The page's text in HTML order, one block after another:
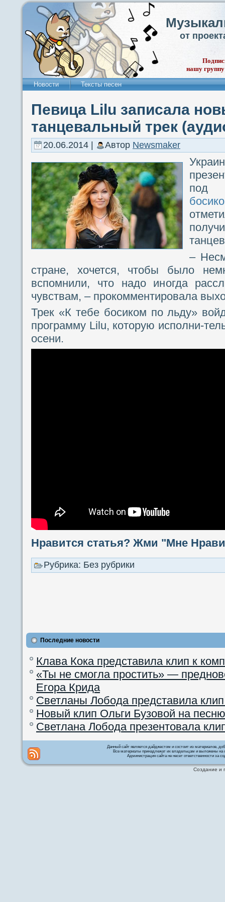
от
нашу
Новости Тексты песен
Певица Lilu записала
танцевальный трек
20.06.2014 | Автор Newsmaker
под
–
стране, хочется, чтобы было
вспомнили, что надо иногда
чувствам, – прокомментировала
Трек «К тебе босиком по льду»
программу Lilu, которую исполни-
осени.
Нравится статья? Жми "Мне
Рубрика: Без рубрики
Последние новости
Клава Кока представила клип к
«Ты не смогла простить» —
Егора Крида
Светланы Лобода представила
Новый клип Ольги Бузовой на
Светлана Лобода презентовала
Данный сайт является дайджестом и состоит из материалов,
Все материалы принадлежат их владельцам и выложены на
Администрация сайта не несет ответственности за
Создание и